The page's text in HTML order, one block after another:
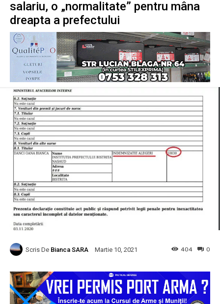
salariu, o „normalitate” pentru mâna
dreapta a prefectului
Scris De Bianca SARA Martie 10, 2021 0
404